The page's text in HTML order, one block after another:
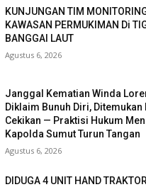
KUNJUNGAN TIM
KAWASAN PERMUKIMAN Di
BANGGAI LAUT
Agustus 6, 2026
Janggal Kematian Winda
Diklaim Bunuh Diri, Ditemukan
Cekikan — Praktisi Hukum
Kapolda Sumut Turun Tangan
Agustus 6, 2026
DIDUGA 4 UNIT HAND